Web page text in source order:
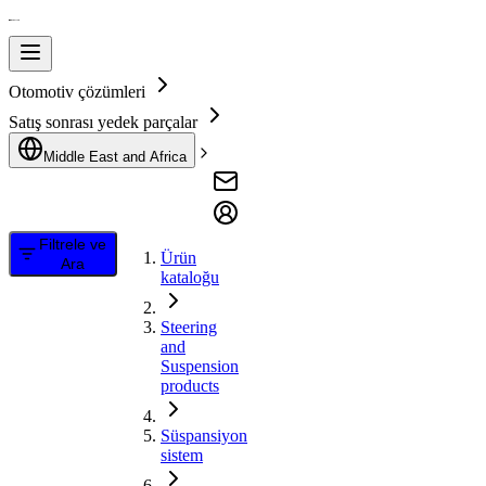
Otomotiv çözümleri
Satış sonrası yedek parçalar
Middle East and Africa
Filtrele ve
Ara
Ürün
kataloğu
Steering
and
Suspension
products
Süspansiyon
sistem